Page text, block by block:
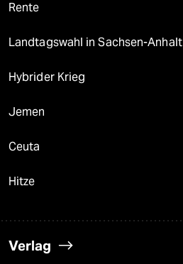
Rente
Landtagswahl in Sachsen-Anhalt
Hybrider Krieg
Jemen
Ceuta
Hitze
Verlag